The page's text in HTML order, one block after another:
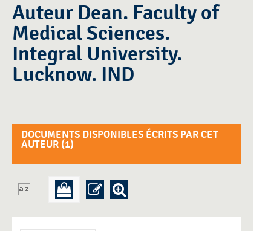
Auteur Dean. Faculty of
Medical Sciences.
Integral University.
Lucknow. IND
DOCUMENTS DISPONIBLES ÉCRITS PAR CET
AUTEUR (1)